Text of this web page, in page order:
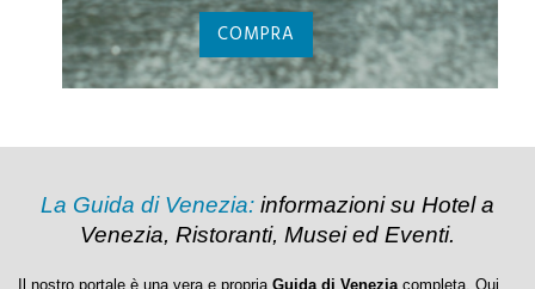
BIGLIETTI PALAZZO DUCALE
La Guida di Venezia: informazioni su Hotel a